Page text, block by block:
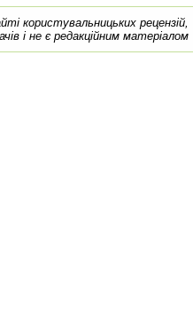
користувальницьких рецензій,
і не є редакційним матеріалом